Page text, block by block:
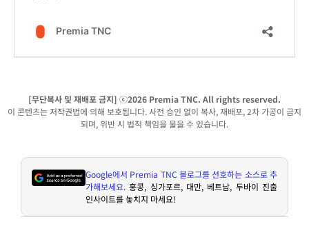
[무단복사 및 재배포 금지] ⓒ2026 Premia TNC. All rights reserved.
이 콘텐츠는 저작권법에 의해 보호됩니다. 사전 승인 없이 복사, 재배포, 2차 가공이 금지
되며, 위반 시 법적 책임을 물을 수 있습니다.
Google에서 Premia TNC블로그를 선호하는 소스로 추
가해보세요. 홍콩, 싱가포르, 대만, 베트남, 두바이 진출
인사이트를 놓치지 마세요!